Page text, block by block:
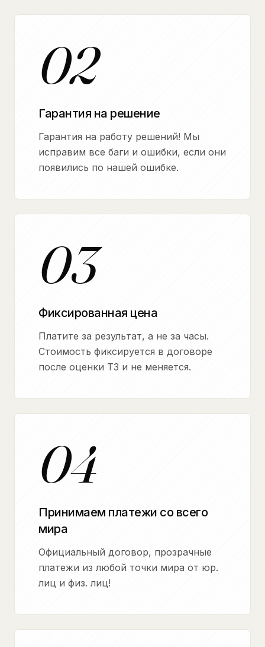
02
Гарантия на решение
Гарантия на работу решений! Мы
исправим все баги и ошибки, если они
появились по нашей ошибке.
03
Фиксированная цена
Платите за результат, а не за часы.
Стоимость фиксируется в договоре
после оценки ТЗ и не меняется.
04
Принимаем платежи со всего
мира
Официальный договор, прозрачные
платежи из любой точки мира от юр.
лиц и физ. лиц!